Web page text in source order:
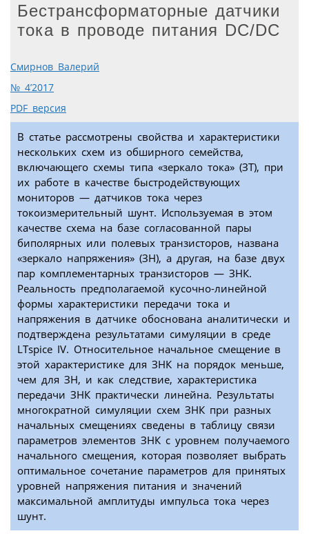
Бестрансформаторные датчики
тока в проводе питания DC/DC
Смирнов Валерий
№ 4’2017
PDF версия
В статье рассмотрены свойства и характеристики
нескольких схем из обширного семейства,
включающего схемы типа «зеркало тока» (ЗТ), при
их работе в качестве быстродействующих
мониторов — датчиков тока через
токоизмерительный шунт. Используемая в этом
качестве схема на базе согласованной пары
биполярных или полевых транзисторов, названа
«зеркало напряжения» (ЗН), а другая, на базе двух
пар комплементарных транзисторов — ЗНК.
Реальность предполагаемой кусочно-линейной
формы характеристики передачи тока и
напряжения в датчике обоснована аналитически и
подтверждена результатами симуляции в среде
LTspice IV. Относительное начальное смещение в
этой характеристике для ЗНК на порядок меньше,
чем для ЗН, и как следствие, характеристика
передачи ЗНК практически линейна. Результаты
многократной симуляции схем ЗНК при разных
начальных смещениях сведены в таблицу связи
параметров элементов ЗНК с уровнем получаемого
начального смещения, которая позволяет выбрать
оптимальное сочетание параметров для принятых
уровней напряжения питания и значений
максимальной амплитуды импульса тока через
шунт.